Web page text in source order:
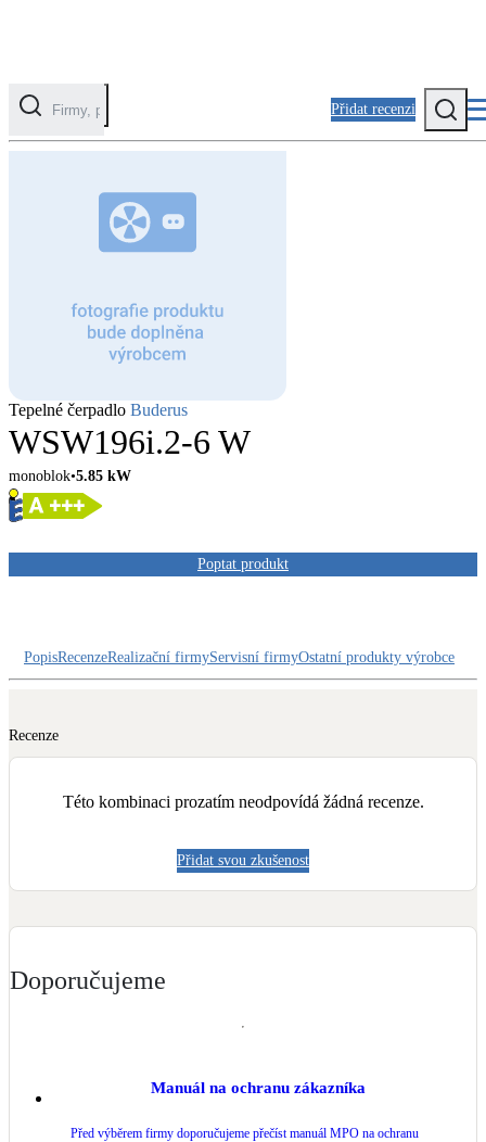
Přidat recenzi
Fotovoltaika
Solární ohřev vody
Tepelná čerpadla
Klimatizace pro vytápění
Zateplení
Obálka budovy
Solární termický systém
Klimatizace
Teplovzdušné vytápění
Kotle
Pouze velké BESS
Tepelné čerpadlo Buderus
WSW196i.2-6 W
monoblok 5.85 kW
Poptat produkt
PopisRecenzeRealizační firmyServisní firmyOstatní produkty výrobce
Recenze
Této kombinaci prozatím neodpovídá žádná recenze.
Přidat svou zkušenost
Doporučujeme
Manuál na ochranu zákazníka
Před výběrem firmy doporučujeme přečíst manuál MPO na ochranu